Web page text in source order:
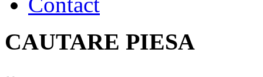
CAUTARE PIESA